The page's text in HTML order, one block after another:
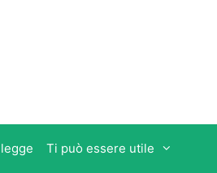
Ti può essere utile